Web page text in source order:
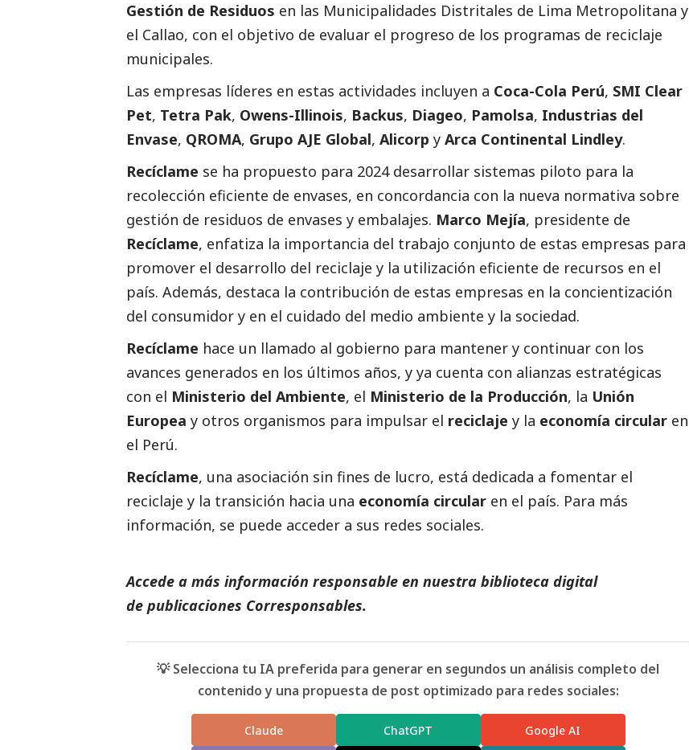
Gestión de Residuos en las Municipalidades Distritales de Lima Metropolitana y
el Callao, con el objetivo de evaluar el progreso de los programas de reciclaje
municipales.
Las empresas líderes en estas actividades incluyen a Coca-Cola Perú, SMI Clear
Pet, Tetra Pak, Owens-Illinois, Backus, Diageo, Pamolsa, Industrias del
Envase, QROMA, Grupo AJE Global, Alicorp y Arca Continental Lindley.
Recíclame se ha propuesto para 2024 desarrollar sistemas piloto para la
recolección eficiente de envases, en concordancia con la nueva normativa sobre
gestión de residuos de envases y embalajes. Marco Mejía, presidente de
Recíclame, enfatiza la importancia del trabajo conjunto de estas empresas para
promover el desarrollo del reciclaje y la utilización eficiente de recursos en el
país. Además, destaca la contribución de estas empresas en la concientización
del consumidor y en el cuidado del medio ambiente y la sociedad.
Recíclame hace un llamado al gobierno para mantener y continuar con los
avances generados en los últimos años, y ya cuenta con alianzas estratégicas
con el Ministerio del Ambiente, el Ministerio de la Producción, la Unión
Europea y otros organismos para impulsar el reciclaje y la economía circular en
el Perú.
Recíclame, una asociación sin fines de lucro, está dedicada a fomentar el
reciclaje y la transición hacia una economía circular en el país. Para más
información, se puede acceder a sus redes sociales.
Accede a más información responsable en nuestra biblioteca digital
de publicaciones Corresponsables.
💡 Selecciona tu IA preferida para generar en segundos un análisis completo del
contenido y una propuesta de post optimizado para redes sociales:
Claude ChatGPT Google AI